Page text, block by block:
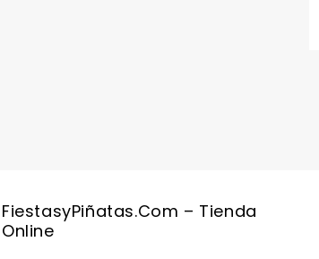
FiestasyPiñatas.com – Tienda
Online